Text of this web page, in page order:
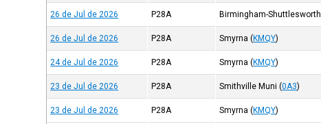
26 de Jul de 2026 P28A Birmingham-Shuttlesworth
26 de Jul de 2026 P28A Smyrna (KMQY)
24 de Jul de 2026 P28A Smyrna (KMQY)
23 de Jul de 2026 P28A Smithville Muni (0A3)
23 de Jul de 2026 P28A Smyrna (KMQY)